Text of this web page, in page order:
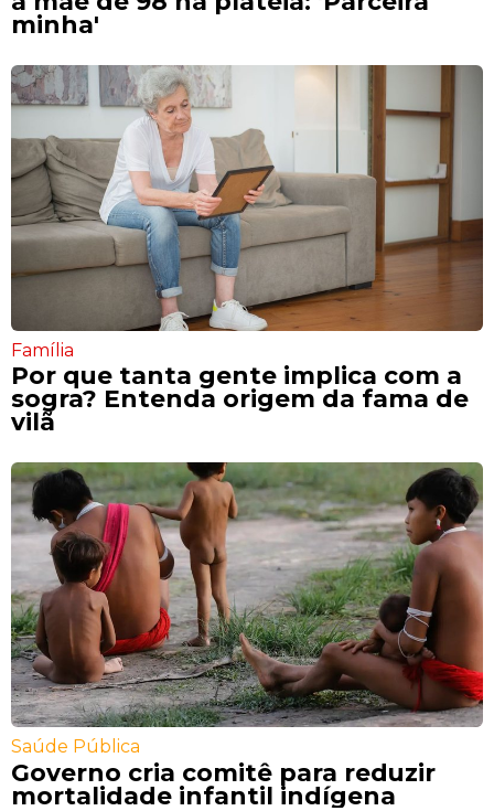
minha'
Família
Por que tanta gente implica com a
sogra? Entenda origem da fama de
vilã
Saúde Pública
Governo cria comitê para reduzir
mortalidade infantil indígena